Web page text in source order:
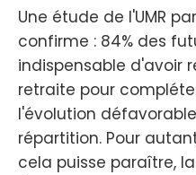
Une étude de l'UMR
confirme : 84% des
indispensable d'avoir
retraite pour
l'évolution
répartition. Pour
cela puisse paraître,